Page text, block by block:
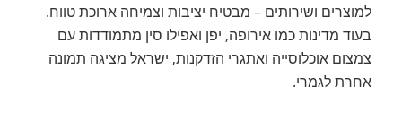
למוצרים ושירותים – מבטיח יציבות וצמיחה ארוכת טווח.
בעוד מדינות כמו אירופה, יפן ואפילו סין מתמודדות עם
צמצום אוכלוסייה ואתגרי הזדקנות, ישראל מציגה תמונה
אחרת לגמרי.